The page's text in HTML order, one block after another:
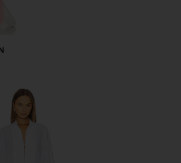
ПЛАТЬЕ С КРУЖЕВНОЙ ОТДЕЛКОЙ